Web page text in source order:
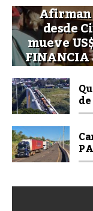
Afirman
desde
mueve
FINANCIA